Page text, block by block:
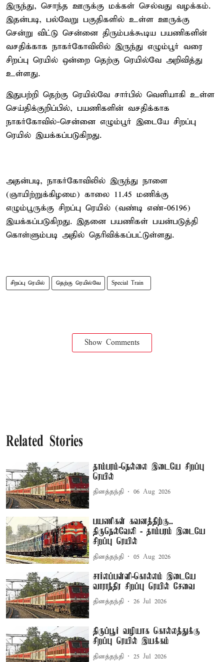
இருந்து, சொந்த ஊருக்கு மக்கள் செல்வது வழக்கம்.
இதன்படி, பல்வேறு பகுதிகளில் உள்ள ஊருக்கு
சென்று விட்டு சென்னை திரும்பக்கூடிய பயணிகளின்
வசதிக்காக நாகர்கோவிலில் இருந்து எழும்பூர் வரை
சிறப்பு ரெயில் ஒன்றை தெற்கு ரெயில்வே அறிவித்து
உள்ளது.
இதுபற்றி தெற்கு ரெயில்வே சார்பில் வெளியாகி உள்ள
செய்திக்குறிப்பில், பயணிகளின் வசதிக்காக
நாகர்கோவில்-சென்னை எழும்பூர் இடையே சிறப்பு
ரெயில் இயக்கப்படுகிறது.
அதன்படி, நாகர்கோவிலில் இருந்து நாளை
(ஞாயிற்றுக்கிழமை) காலை 11.45 மணிக்கு
எழும்பூருக்கு சிறப்பு ரெயில் (வண்டி எண்-06196)
இயக்கப்படுகிறது. இதனை பயணிகள் பயன்படுத்தி
கொள்ளும்படி அதில் தெரிவிக்கப்பட்டுள்ளது.
சிறப்பு ரெயில் தெற்கு ரெயில்வே Special Train ​
Show Comments
Related Stories
தாம்பரம்-நெல்லை இடையே சிறப்பு
ரெயில்
தினத்தந்தி 06 Aug 2026
பயணிகள் கவனத்திற்கு..
திருநெல்வேலி - தாம்பரம் இடையே
சிறப்பு ரெயில்
தினத்தந்தி 05 Aug 2026
சார்லப்பள்ளி-கொல்லம் இடையே
வாராந்திர சிறப்பு ரெயில் சேவை
தினத்தந்தி 26 Jul 2026
திருப்பூர் வழியாக கொல்லத்துக்கு
சிறப்பு ரெயில் இயக்கம்
தினத்தந்தி 25 Jul 2026